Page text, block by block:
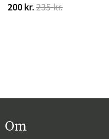
200 kr.235 kr.
Om